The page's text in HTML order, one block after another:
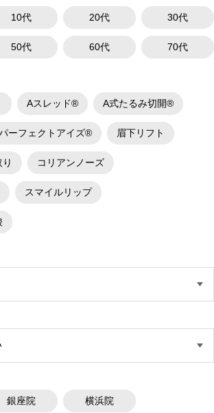
10代 20代 30代
50代 60代 70代
Aスレッド® A式たるみ切開®
ーフェクトアイズ® 眉下リフト
コリアンノーズ
スマイルリップ
銀座院 横浜院